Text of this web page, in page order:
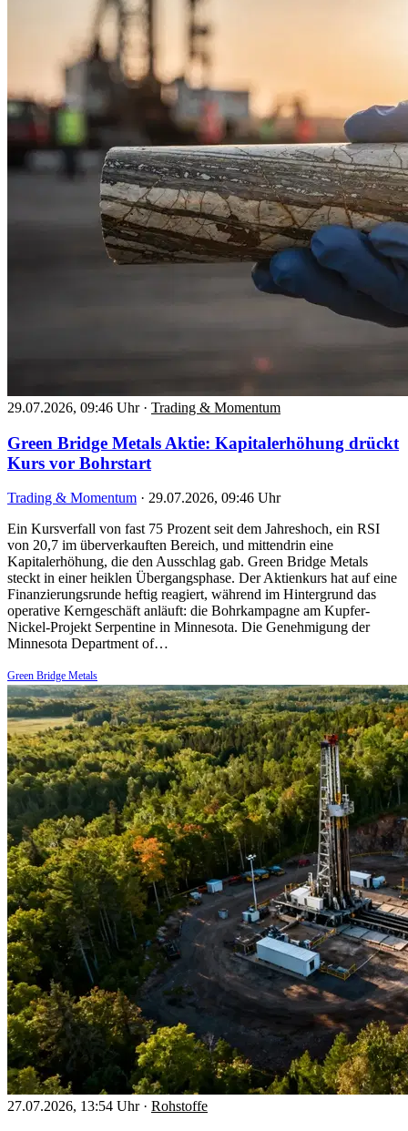
29.07.2026, 09:46 Uhr · Trading & Momentum
Green Bridge Metals Aktie: Kapitalerhöhung drückt
Kurs vor Bohrstart
Trading & Momentum · 29.07.2026, 09:46 Uhr
Ein Kursverfall von fast 75 Prozent seit dem Jahreshoch, ein RSI
von 20,7 im überverkauften Bereich, und mittendrin eine
Kapitalerhöhung, die den Ausschlag gab. Green Bridge Metals
steckt in einer heiklen Übergangsphase. Der Aktienkurs hat auf eine
Finanzierungsrunde heftig reagiert, während im Hintergrund das
operative Kerngeschäft anläuft: die Bohrkampagne am Kupfer-
Nickel-Projekt Serpentine in Minnesota. Die Genehmigung der
Minnesota Department of…
Green Bridge Metals
27.07.2026, 13:54 Uhr · Rohstoffe